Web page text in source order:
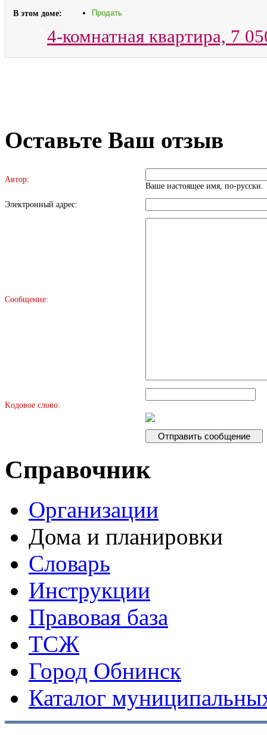
В этом доме: Продать
4-комнатная квартира, 7
Оставьте Ваш отзыв
Автор:
Ваше настоящее имя, по-русски.
Электронный адрес:
Сообщение:
Kодовое слово:
Справочник
Организации
Дома и планировки
Словарь
Инструкции
Правовая база
ТСЖ
Город Обнинск
Каталог